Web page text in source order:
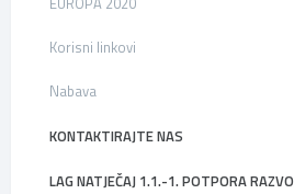
Korisni linkovi
Nabava
KONTAKTIRAJTE NAS
LAG NATJEČAJ 1.1.-1. POTPORA